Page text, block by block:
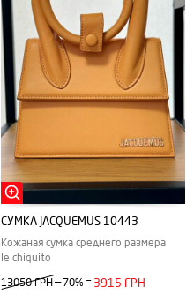
СУМКА JACQUEMUS 10443
Кожаная сумка среднего размера
le chiquito
13050 ГРН — 70% = 3915 ГРН